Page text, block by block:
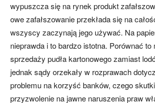
wypuszcza się na rynek produkt
owe zafałszowanie przekłada się na
wszyscy zaczynają jego używać. Na
nieprawda i to bardzo istotna. Porównać to
sprzedaży pudła kartonowego zamiast
jednak sądy orzekały w rozprawach
problemu na korzyść banków, czego
przyzwolenie na jawne naruszenia praw